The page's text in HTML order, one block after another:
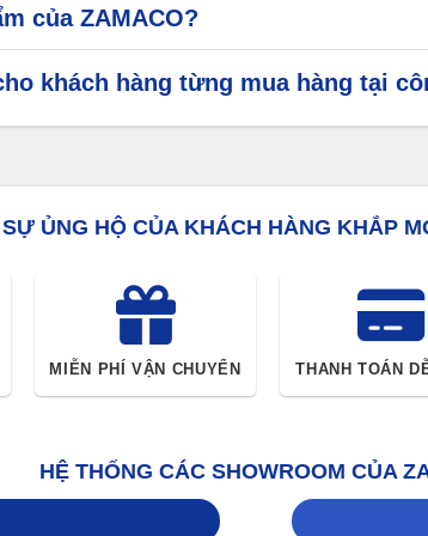
chính làchất lượng hình ảnh sắc nétvới khả
hay khó nhìn thấy.
của ZAMACO?
khách hàng từng mua hàng tại
ỦNG HỘ CỦA KHÁCH HÀNG KHẮP
MIỄN PHÍ VẬN CHUYỂN THANH TOÁN
HỆ THỐNG CÁC SHOWROOM CỦA